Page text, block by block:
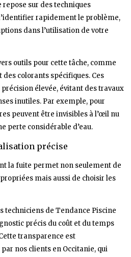
repose sur des techniques
rapidement le problème,
dans l’utilisation de votre
outils pour cette tâche, comme
colorants spécifiques. Ces
élevée, évitant des travaux
inutiles. Par exemple, pour
peuvent être invisibles à l’œil nu
perte considérable d’eau.
précise
la fuite permet non seulement de
mais aussi de choisir les
techniciens de Tendance Piscine
précis du coût et du temps
transparence est
nos clients en Occitanie, qui